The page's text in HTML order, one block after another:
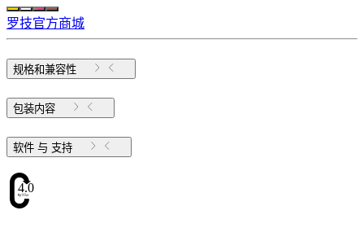
罗技官方商城
规格和兼容性
包装内容
软件 与 支持
4.07